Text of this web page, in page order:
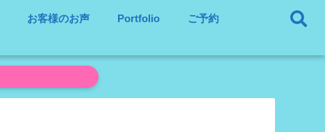
お客様のお声 Portfolio ご予約